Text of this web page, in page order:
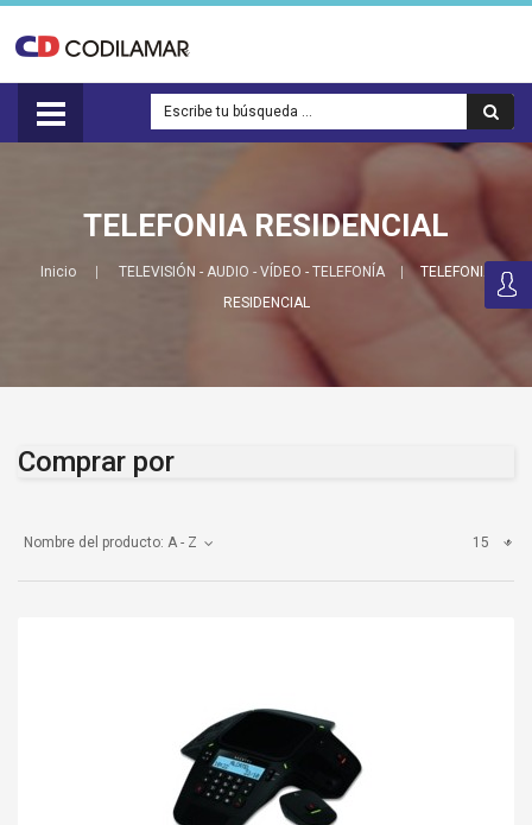
TELEFONIA RESIDENCIAL
Inicio TELEVISIÓN - AUDIO - VÍDEO - TELEFONÍA
TELEFONIA
RESIDENCIAL
Comprar por
Nombre del producto: A - Z 15